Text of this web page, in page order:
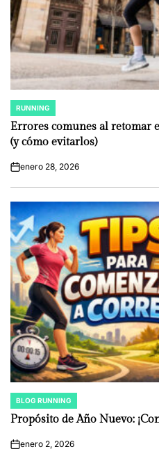
POSTED
IN
RUNNING
Errores comunes al retomar
(y cómo evitarlos)
onenero 28, 2026
POSTED
IN
BLOG RUNNING
Propósito de Año Nuevo:
onenero 2, 2026